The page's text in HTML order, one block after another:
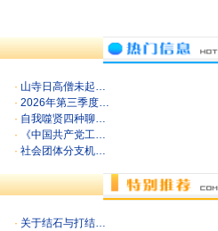
· 山寺日高僧未起…
· 2026年第三季度…
· 自我噬贤四种聊…
·
《中国共产党工…
· 社会团体分支机…
· 关于结石与打结…